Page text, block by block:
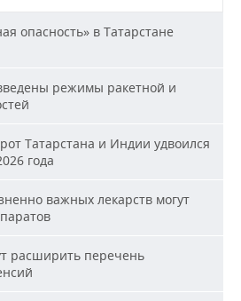
опасность» в Татарстане
режимы ракетной и
Татарстана и Индии удвоился
года
важных лекарств могут
расширить перечень